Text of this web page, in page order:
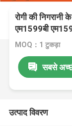
रोगी की
एम1599बी
MOQ：1 टुकड़ा
सबसे
उत्पाद विवरण